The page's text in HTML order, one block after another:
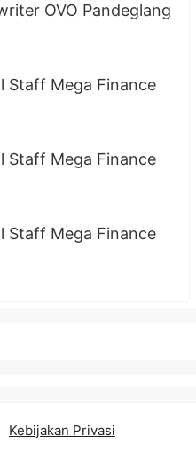
OVO Pandeglang
Staff Mega Finance
Staff Mega Finance
Staff Mega Finance
Kebijakan Privasi